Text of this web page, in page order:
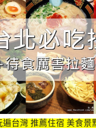
遍台灣 推薦住宿 美食景